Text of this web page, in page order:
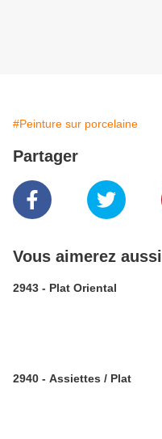
#Peinture sur porcelaine
Partager
Vous aimerez aussi
2943 - Plat Oriental
2940 - Assiettes / Plat